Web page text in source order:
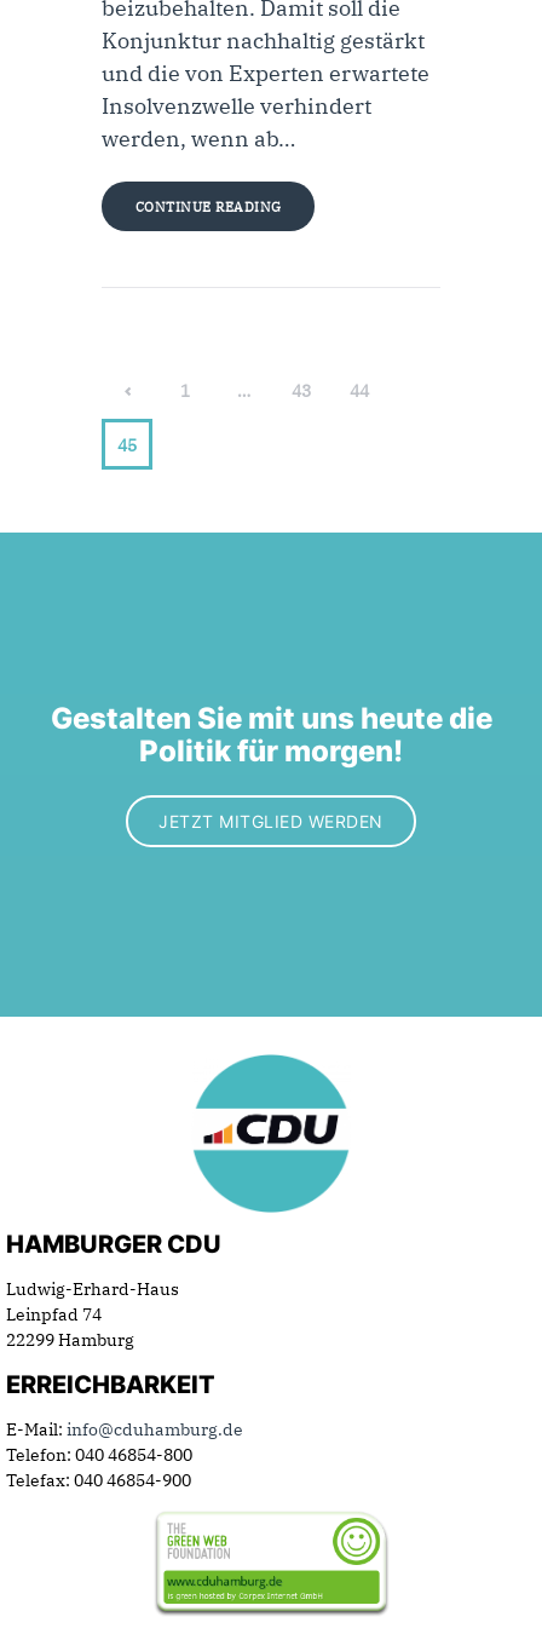
beizubehalten. Damit soll die
Konjunktur nachhaltig gestärkt
und die von Experten erwartete
Insolvenzwelle verhindert
werden, wenn ab…
CONTINUE READING
1 … 43 44
45
Gestalten Sie mit uns heute die
Politik für morgen!
JETZT MITGLIED WERDEN
HAMBURGER CDU
Ludwig-Erhard-Haus
Leinpfad 74
22299 Hamburg
ERREICHBARKEIT
E-Mail: info@cduhamburg.de
Telefon: 040 46854-800
Telefax: 040 46854-900